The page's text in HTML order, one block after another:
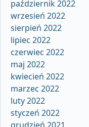
październik 2022
wrzesień 2022
sierpień 2022
lipiec 2022
czerwiec 2022
maj 2022
kwiecień 2022
marzec 2022
luty 2022
styczeń 2022